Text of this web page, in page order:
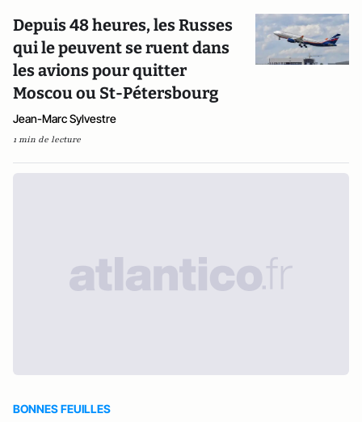
Depuis 48 heures, les Russes
qui le peuvent se ruent dans
les avions pour quitter
Moscou ou St-Pétersbourg
Jean-Marc Sylvestre
1 min de lecture
BONNES FEUILLES